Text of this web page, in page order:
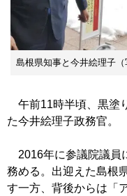
島根県知事と今井絵理子（
午前11時半頃、黒塗
た今井絵理子政務官。
2016年に参議院議員
務める。出迎えた島根
す一方、背後からは「